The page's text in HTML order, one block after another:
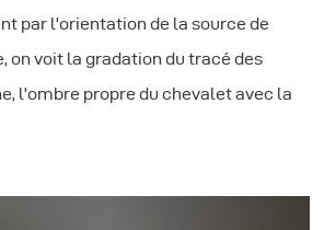
par l'orientation de la source de
on voit la gradation du tracé des
l'ombre propre du chevalet avec la